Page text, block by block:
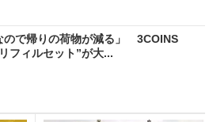
ので帰りの荷物が減る」 3COINS
フィルセット”が大...